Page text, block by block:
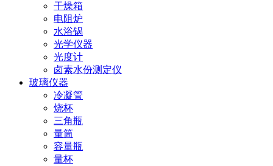
干燥箱
电阻炉
水浴锅
光学仪器
光度计
卤素水份测定仪
玻璃仪器
冷凝管
烧杯
三角瓶
量筒
容量瓶
量杯